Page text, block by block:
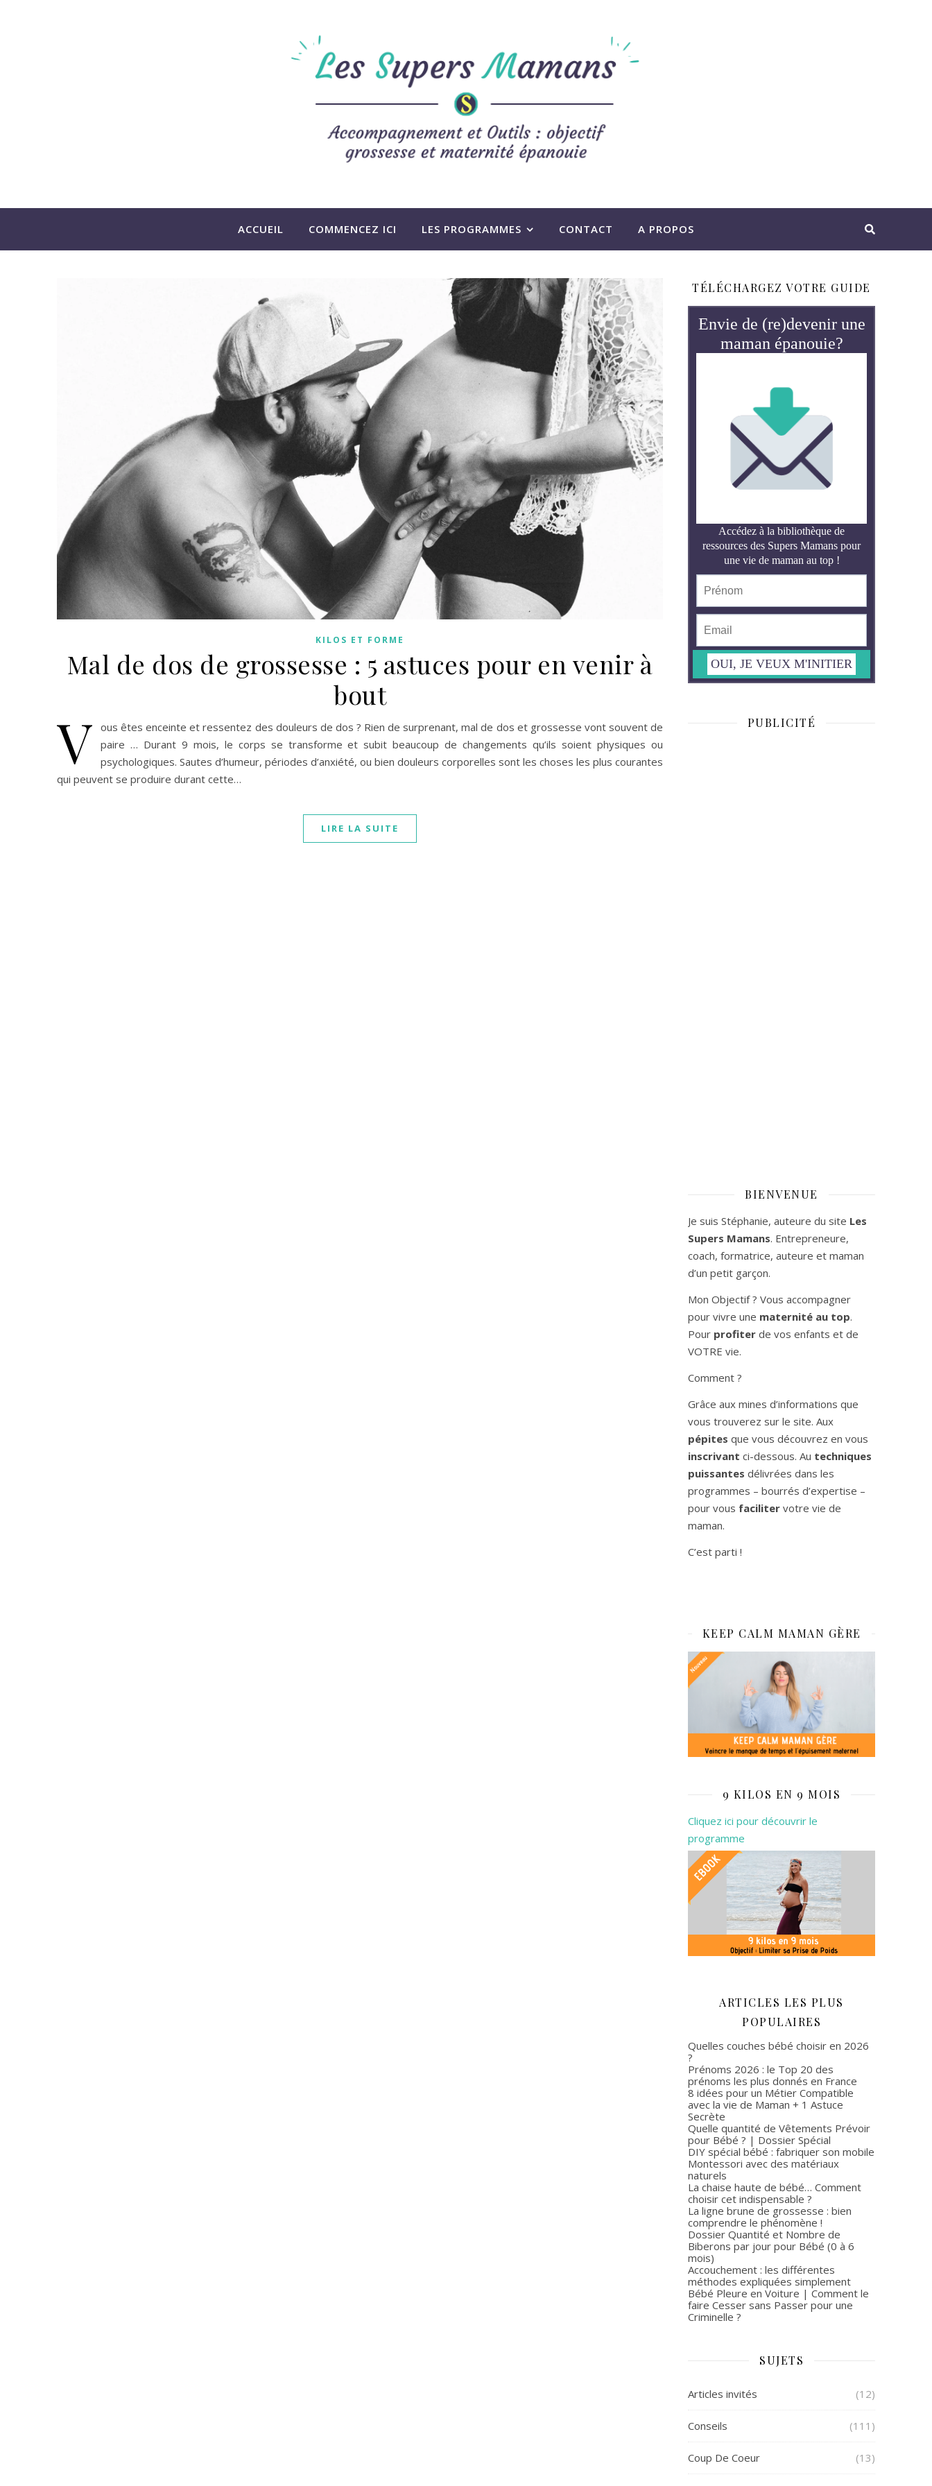
ACCUEIL COMMENCEZ ICI LES PROGRAMMES CONTACT A PROPOS
KILOS ET FORME
Mal de dos de grossesse : 5 astuces pour en venir à
bout
V ous êtes enceinte et ressentez des douleurs de dos ? Rien de surprenant, mal de dos et grossesse vont souvent de
paire … Durant 9 mois, le corps se transforme et subit beaucoup de changements qu’ils soient physiques ou
psychologiques. Sautes d’humeur, périodes d’anxiété, ou bien douleurs corporelles sont les choses les plus courantes
qui peuvent se produire durant cette…
LIRE LA SUITE
TÉLÉCHARGEZ VOTRE GUIDE
PUBLICITÉ
BIENVENUE
Je suis Stéphanie, auteure du site Les
Supers Mamans. Entrepreneure,
coach, formatrice, auteure et maman
d’un petit garçon.
Mon Objectif ? Vous accompagner
pour vivre une maternité au top.
Pour profiter de vos enfants et de
VOTRE vie.
Comment ?
Grâce aux mines d’informations que
vous trouverez sur le site. Aux
pépites que vous découvrez en vous
inscrivant ci-dessous. Au techniques
puissantes délivrées dans les
programmes – bourrés d’expertise –
pour vous faciliter votre vie de
maman.
C’est parti !
KEEP CALM MAMAN GÈRE
9 KILOS EN 9 MOIS
Cliquez ici pour découvrir le
programme
ARTICLES LES PLUS
POPULAIRES
Quelles couches bébé choisir en 2026
?
Prénoms 2026 : le Top 20 des
prénoms les plus donnés en France
8 idées pour un Métier Compatible
avec la vie de Maman + 1 Astuce
Secrète
Quelle quantité de Vêtements Prévoir
pour Bébé ? | Dossier Spécial
DIY spécial bébé : fabriquer son mobile
Montessori avec des matériaux
naturels
La chaise haute de bébé… Comment
choisir cet indispensable ?
La ligne brune de grossesse : bien
comprendre le phénomène !
Dossier Quantité et Nombre de
Biberons par jour pour Bébé (0 à 6
mois)
Accouchement : les différentes
méthodes expliquées simplement
Bébé Pleure en Voiture | Comment le
faire Cesser sans Passer pour une
Criminelle ?
SUJETS
Articles invités (12)
Conseils (111)
Coup De Coeur (13)